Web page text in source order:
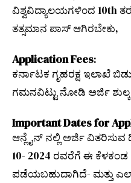
ವಿಶ್ವವಿದ್ಯಾಲಯಗಳಿಂದ 10th
ತತ್ಸಮಾನ ಪಾಸ್ ಆಗಿರಬೇಕು,
Application Fees:
ಕರ್ನಾಟಕ ಗೃಹರಕ್ಷ ಇಲಾಖೆ
ಗಮನವಿಟ್ಟು ನೋಡಿ ಅರ್ಜಿ
Important Dates for
ಆನ್ಲೈನ್ ನಲ್ಲಿ ಅರ್ಜಿ ವಿತರಿಸುವ
10- 2024 ರವರೆಗೆ ಈ
ಪಡೆಯಬಹುದಾಗಿದೆ- ಮತ್ತು